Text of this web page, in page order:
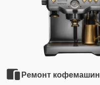
Ремонт кофемашин